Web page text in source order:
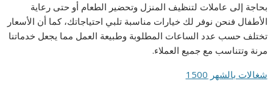
بحاجة إلى عاملات لتنظيف المنزل وتحضير الطعام أو حتى رعاية
الأطفال فنحن نوفر لك خيارات مناسبة تلبي احتياجاتك، كما أن الأسعار
تختلف حسب عدد الساعات المطلوبة وطبيعة العمل مما يجعل خدماتنا
مرنة وتتناسب مع جميع العملاء.
شغالات بالشهر 1500